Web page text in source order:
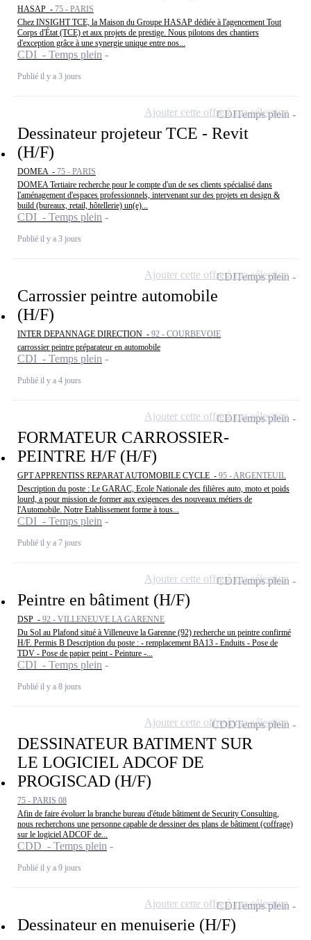
HASAP - 75 - PARIS
Chez INSIGHT TCE, la Maison du Groupe HASAP dédiée à l'agencement Tout
Corps d'État (TCE) et aux projets de prestige. Nous pilotons des chantiers
d'exception grâce à une synergie unique entre nos...
CDI - Temps plein
Publié il y a 3 jours
Dessinateur projeteur TCE - Revit
(H/F)
DOMEA - 75 - PARIS
DOMEA Tertiaire recherche pour le compte d'un de ses clients spécialisé dans
l'aménagement d'espaces professionnels, intervenant sur des projets en design &
build (bureaux, retail, hôtellerie) un(e)...
CDI - Temps plein
Publié il y a 3 jours
CDITemps plein
Ajouter cette offre à ma sélection
Carrossier peintre automobile
(H/F)
INTER DEPANNAGE DIRECTION - 92 - COURBEVOIE
carrossier peintre préparateur en automobile
CDI - Temps plein
Publié il y a 4 jours
CDITemps plein
Ajouter cette offre à ma sélection
FORMATEUR CARROSSIER-
PEINTRE H/F (H/F)
GPT APPRENTISS REPARAT AUTOMOBILE CYCLE - 95 - ARGENTEUIL
Description du poste : Le GARAC, Ecole Nationale des filières auto, moto et poids
lourd, a pour mission de former aux exigences des nouveaux métiers de
l'Automobile. Notre Etablissement forme à tous...
CDI - Temps plein
Publié il y a 7 jours
CDITemps plein
Ajouter cette offre à ma sélection
Peintre en bâtiment (H/F)
DSP - 92 - VILLENEUVE LA GARENNE
Du Sol au Plafond situé à Villeneuve la Garenne (92) recherche un peintre confirmé
H/F. Permis B Description du poste : - remplacement BA13 - Enduits - Pose de
TDV - Pose de papier peint - Peinture -...
CDI - Temps plein
Publié il y a 8 jours
CDITemps plein
Ajouter cette offre à ma sélection
DESSINATEUR BATIMENT SUR
LE LOGICIEL ADCOF DE
PROGISCAD (H/F)
75 - PARIS 08
Afin de faire évoluer la branche bureau d'étude bâtiment de Security Consulting,
nous recherchons une personne capable de dessiner des plans de bâtiment (coffrage)
sur le logiciel ADCOF de...
CDD - Temps plein
Publié il y a 9 jours
CDDTemps plein
Ajouter cette offre à ma sélection
Dessinateur en menuiserie (H/F)
CDITemps plein
Ajouter cette offre à ma sélection